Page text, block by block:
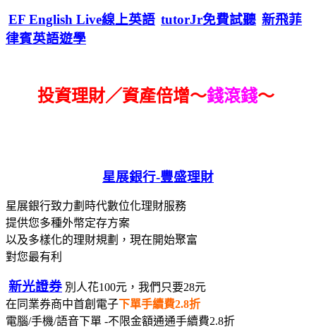
EF English Live線上英語 tutorJr免費試聽 新飛菲
律賓英語遊學
投資理財／資產倍增～錢滾錢～
星展銀行-豐盛理財
星展銀行致力劃時代數位化理財服務
提供您多種外幣定存方案
以及多樣化的理財規劃，現在開始聚富
對您最有利
新光證券 別人花100元，我們只要28元
在同業券商中首創電子下單手續費2.8折
電腦/手機/語音下單 -不限金額通通手續費2.8折